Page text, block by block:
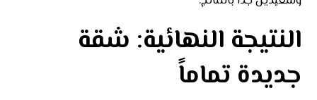
النتيجة النهائية: شقة
جديدة تماماً